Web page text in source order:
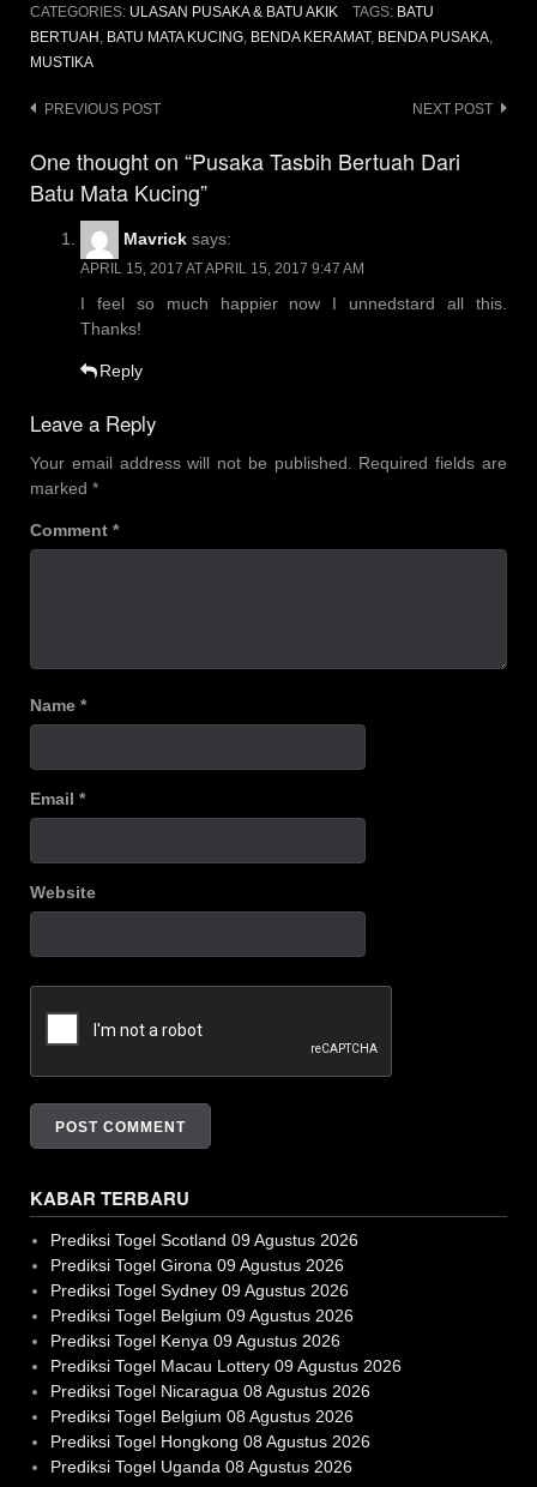
CATEGORIES: ULASAN PUSAKA & BATU AKIK TAGS: BATU
BERTUAH , BATU MATA KUCING, BENDA KERAMAT, BENDA PUSAKA,
MUSTIKA
Post
PREVIOUS POST NEXT POST
One thought on “Pusaka Tasbih Bertuah Dari
Batu Mata Kucing”
Mavrick says:
APRIL 15, 2017 AT APRIL 15, 2017 9:47 AM
I feel so much happier now I unnedstard all this.
Thanks!
Reply
Leave a Reply
Your email address will not be published. Required fields are
marked *
Comment *
Name *
Email *
Website
KABAR TERBARU
Prediksi Togel Scotland 09 Agustus 2026
Prediksi Togel Girona 09 Agustus 2026
Prediksi Togel Sydney 09 Agustus 2026
Prediksi Togel Belgium 09 Agustus 2026
Prediksi Togel Kenya 09 Agustus 2026
Prediksi Togel Macau Lottery 09 Agustus 2026
Prediksi Togel Nicaragua 08 Agustus 2026
Prediksi Togel Belgium 08 Agustus 2026
Prediksi Togel Hongkong 08 Agustus 2026
Prediksi Togel Uganda 08 Agustus 2026